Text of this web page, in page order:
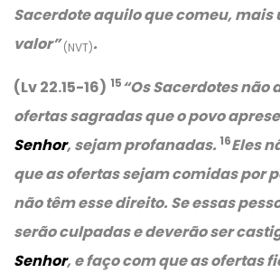
Sacerdote aquilo que comeu, mais
valor”(NVT).
(Lv 22.15-16) 15“Os Sacerdotes não
ofertas sagradas que o povo
Senhor, sejam profanadas.16Eles
que as ofertas sejam comidas por
não têm esse direito. Se essas
serão culpadas e deverão ser
Senhor, e faço com que as ofertas